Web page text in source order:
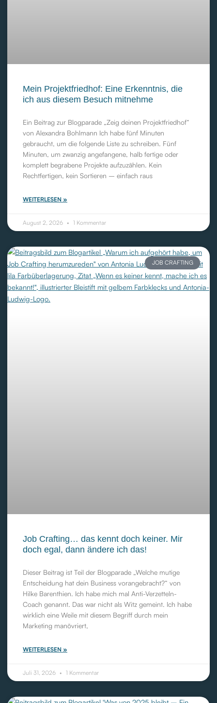
Mein Projektfriedhof: Eine Erkenntnis, die
ich aus diesem Besuch mitnehme
Ein Beitrag zur Blogparade „Zeig deinen Projektfriedhof“
von Alexandra Bohlmann Ich habe fünf Minuten
gebraucht, um die folgende Liste zu schreiben. Fünf
Minuten, um zwanzig angefangene, halb fertige oder
komplett begrabene Projekte aufzuzählen. Kein
Rechtfertigen, kein Sortieren – einfach raus
WEITERLESEN »
August 2, 2026 1 Kommentar
JOB CRAFTING
Job Crafting… das kennt doch keiner. Mir
doch egal, dann ändere ich das!
Dieser Beitrag ist Teil der Blogparade „Welche mutige
Entscheidung hat dein Business vorangebracht?“ von
Hilke Barenthien. Ich habe mich mal Anti-Verzetteln-
Coach genannt. Das war nicht als Witz gemeint. Ich habe
wirklich eine Weile mit diesem Begriff durch mein
Marketing manövriert,
WEITERLESEN »
Juli 31, 2026 1 Kommentar